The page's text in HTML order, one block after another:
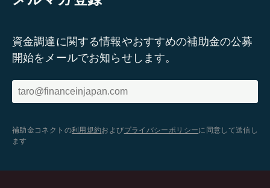
資金調達に関する情報やおすすめの補助金の公募
開始をメールでお知らせします。
補助金コネクトの利用規約およびプライバシーポリシーに同意して送信し
ます